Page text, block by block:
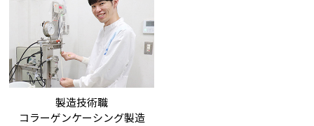
製造技術職
コラーゲンケーシング製造